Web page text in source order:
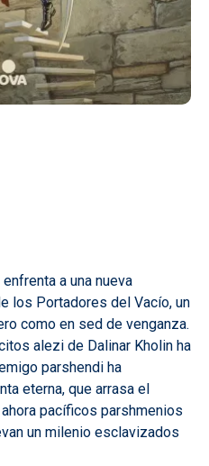
a una nueva
los Portadores del Vacío, un
como en sed de venganza.
alezi de Dalinar Kholin ha
parshendi ha
eterna, que arrasa el
pacíficos parshmenios
un milenio esclavizados